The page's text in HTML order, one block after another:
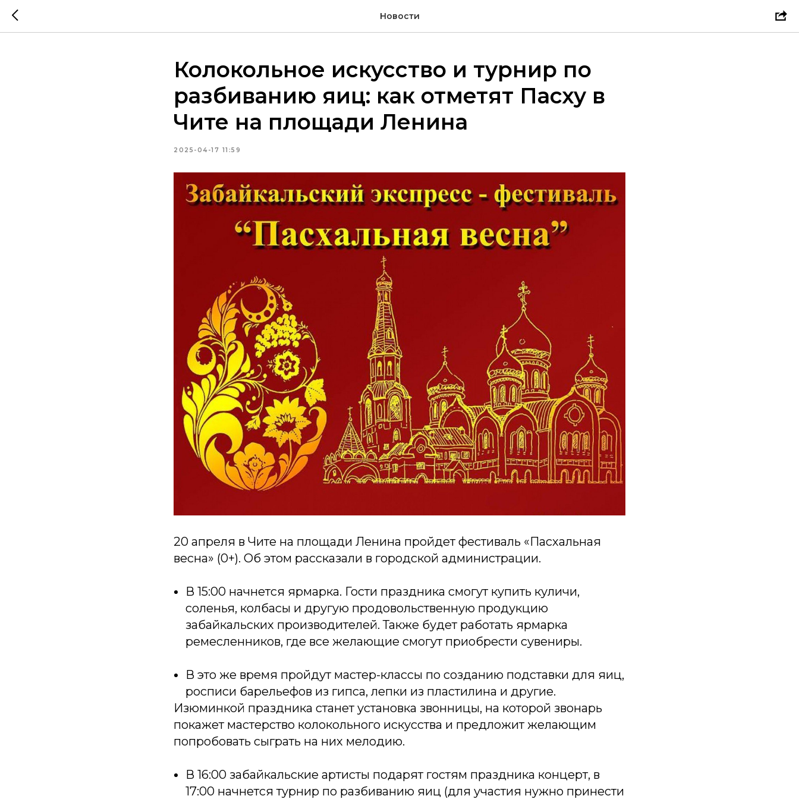
Новости
Колокольное искусство и турнир по
разбиванию яиц: как отметят Пасху в
Чите на площади Ленина
2025-04-17 11:59
20 апреля в Чите на площади Ленина пройдет фестиваль «Пасхальная
весна» (0+). Об этом рассказали в городской администрации.
В 15:00 начнется ярмарка. Гости праздника смогут купить куличи,
соленья, колбасы и другую продовольственную продукцию
забайкальских производителей. Также будет работать ярмарка
ремесленников, где все желающие смогут приобрести сувениры.
В это же время пройдут мастер-классы по созданию подставки для яиц,
росписи барельефов из гипса, лепки из пластилина и другие.
Изюминкой праздника станет установка звонницы, на которой звонарь
покажет мастерство колокольного искусства и предложит желающим
попробовать сыграть на них мелодию.
В 16:00 забайкальские артисты подарят гостям праздника концерт, в
17:00 начнется турнир по разбиванию яиц (для участия нужно принести